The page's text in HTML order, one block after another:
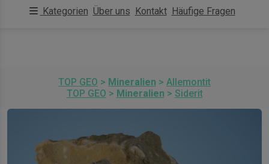
Kategorien Über uns Kontakt Häufige Fragen
TOP GEO > Mineralien > Allemontit
TOP GEO > Mineralien > Siderit